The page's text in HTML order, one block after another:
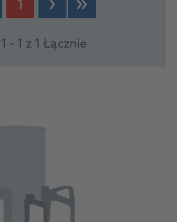
1
- 1 z 1 Łącznie